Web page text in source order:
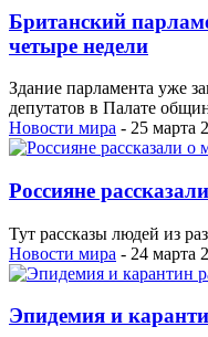
Британский
четыре недели
Здание парламента уже
депутатов в Палате
Новости мира - 25 марта
Россияне
Тут рассказы людей из
Новости мира - 24 марта
Эпидемия и